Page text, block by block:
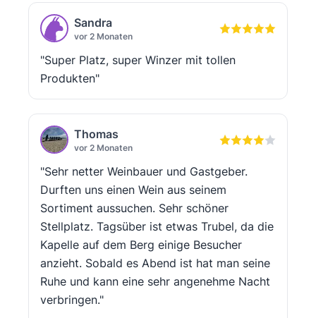
Sandra
vor 2 Monaten
"Super Platz, super Winzer mit tollen
Produkten"
Thomas
vor 2 Monaten
"Sehr netter Weinbauer und Gastgeber.
Durften uns einen Wein aus seinem
Sortiment aussuchen. Sehr schöner
Stellplatz. Tagsüber ist etwas Trubel, da die
Kapelle auf dem Berg einige Besucher
anzieht. Sobald es Abend ist hat man seine
Ruhe und kann eine sehr angenehme Nacht
verbringen."